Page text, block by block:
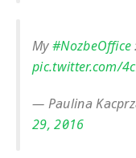
My#NozbeOffice
pic.twitter.com/
— Paulina
29, 2016